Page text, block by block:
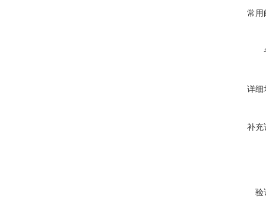
常用
详细
补充
验